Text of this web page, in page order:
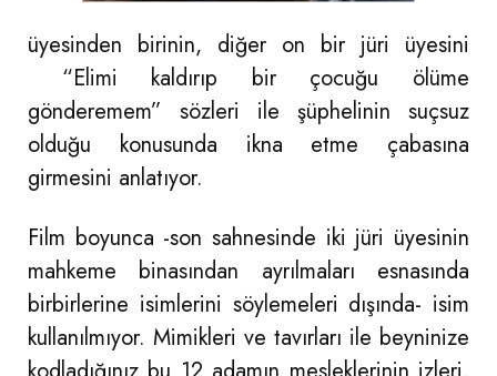
üyesinden birinin, diğer on bir jüri üyesini
“Elimi kaldırıp bir çocuğu ölüme
gönderemem” sözleri ile şüphelinin suçsuz
olduğu konusunda ikna etme çabasına
girmesini anlatıyor.
Film boyunca -son sahnesinde iki jüri üyesinin
mahkeme binasından ayrılmaları esnasında
birbirlerine isimlerini söylemeleri dışında- isim
kullanılmıyor. Mimikleri ve tavırları ile beyninize